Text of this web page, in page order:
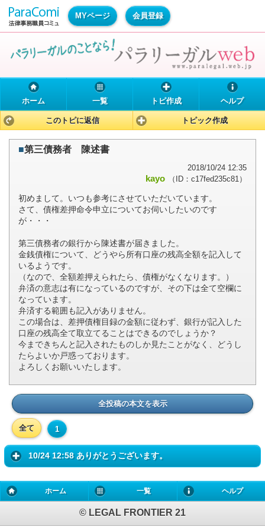
MYページ 会員登録
ホーム 一覧 トピ作成 ヘルプ
このトピに返信 トピック作成
■第三債務者 陳述書
2018/10/24 12:35
kayo （ID：c17fed235c81）
初めまして。いつも参考にさせていただいています。
さて、債権差押命令申立についてお伺いしたいのです
が・・・
第三債務者の銀行から陳述書が届きました。
金銭債権について、どうやら所有口座の残高全額を記入して
いるようです。
（なので、全額差押えられたら、債権がなくなります。）
弁済の意志は有になっているのですが、その下は全て空欄に
なっています。
弁済する範囲も記入がありません。
この場合は、差押債権目録の金額に従わず、銀行が記入した
口座の残高全て取立てることはできるのでしょうか？
今まできちんと記入されたものしか見たことがなく、どうし
たらよいか戸惑っております。
よろしくお願いいたします。
全投稿の本文を表示
全て 1
10/24 12:58 ありがとうございます。
ホーム 一覧 ヘルプ
© LEGAL FRONTIER 21